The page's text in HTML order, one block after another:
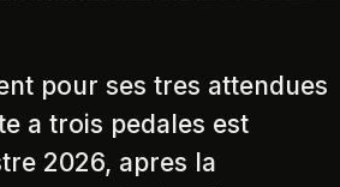
pour ses tres attendues
a trois pedales est
2026, apres la